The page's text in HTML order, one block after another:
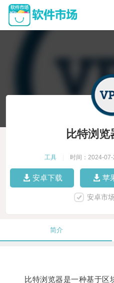
比特浏
工具 时间：2024-07-
安卓下载 苹
安卓市
简介
比特浏览器是一种基于区